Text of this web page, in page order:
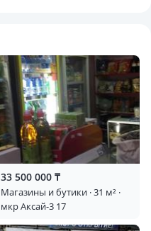
33 500 000 ₸
Магазины и бутики · 31 м² ·
мкр Аксай-3 17